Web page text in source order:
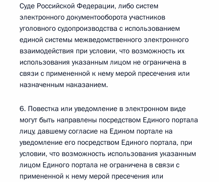
Суде Российской Федерации, либо систем
электронного документооборота участников
уголовного судопроизводства с использованием
единой системы межведомственного электронного
взаимодействия при условии, что возможность их
использования указанным лицом не ограничена в
связи с примененной к нему мерой пресечения или
назначенным наказанием.
6. Повестка или уведомление в электронном виде
могут быть направлены посредством Единого портала
лицу, давшему согласие на Едином портале на
уведомление его посредством Единого портала, при
условии, что возможность использования указанным
лицом Единого портала не ограничена в связи с
примененной к нему мерой пресечения или